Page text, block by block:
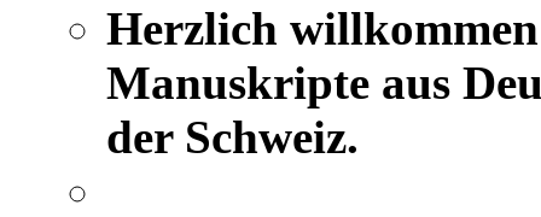
Herzlich
Manuskripte aus
der Schweiz.